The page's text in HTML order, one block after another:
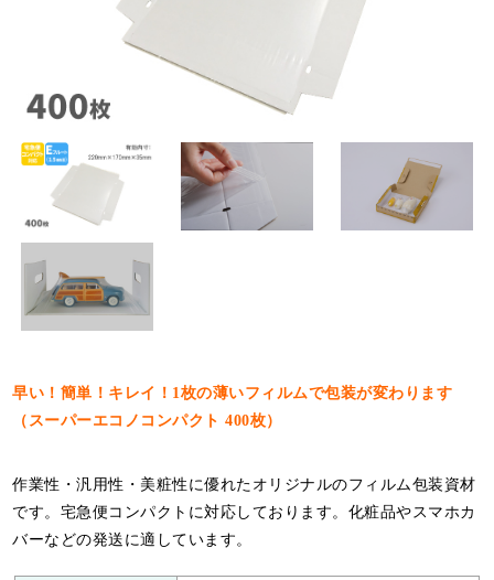
〒104-8125
東京都中央区銀座2-16-10
会社概要
特定商取引法について
個人情報保護ポリシー
サイトマップ
早い！簡単！キレイ！1枚の薄いフィルムで包装が変わります
（スーパーエコノコンパクト 400枚）
作業性・汎用性・美粧性に優れたオリジナルのフィルム包装資材
です。宅急便コンパクトに対応しております。化粧品やスマホカ
バーなどの発送に適しています。